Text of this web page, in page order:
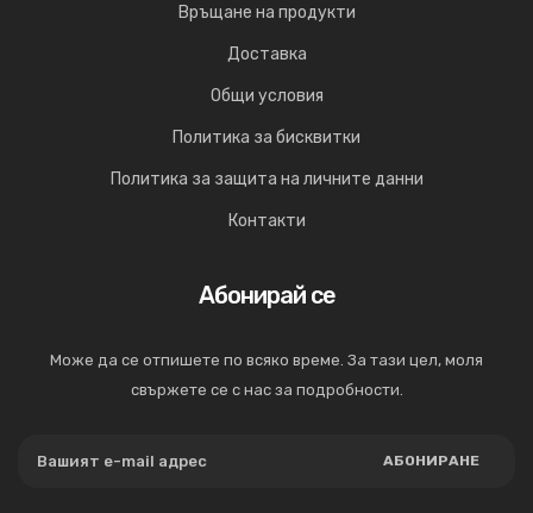
Връщане на продукти
Доставка
Общи условия
Политика за бисквитки
Политика за защита на личните данни
Контакти
Абонирай се
Може да се отпишете по всяко време. За тази цел, моля
свържете се с нас за подробности.
АБОНИРАНЕ